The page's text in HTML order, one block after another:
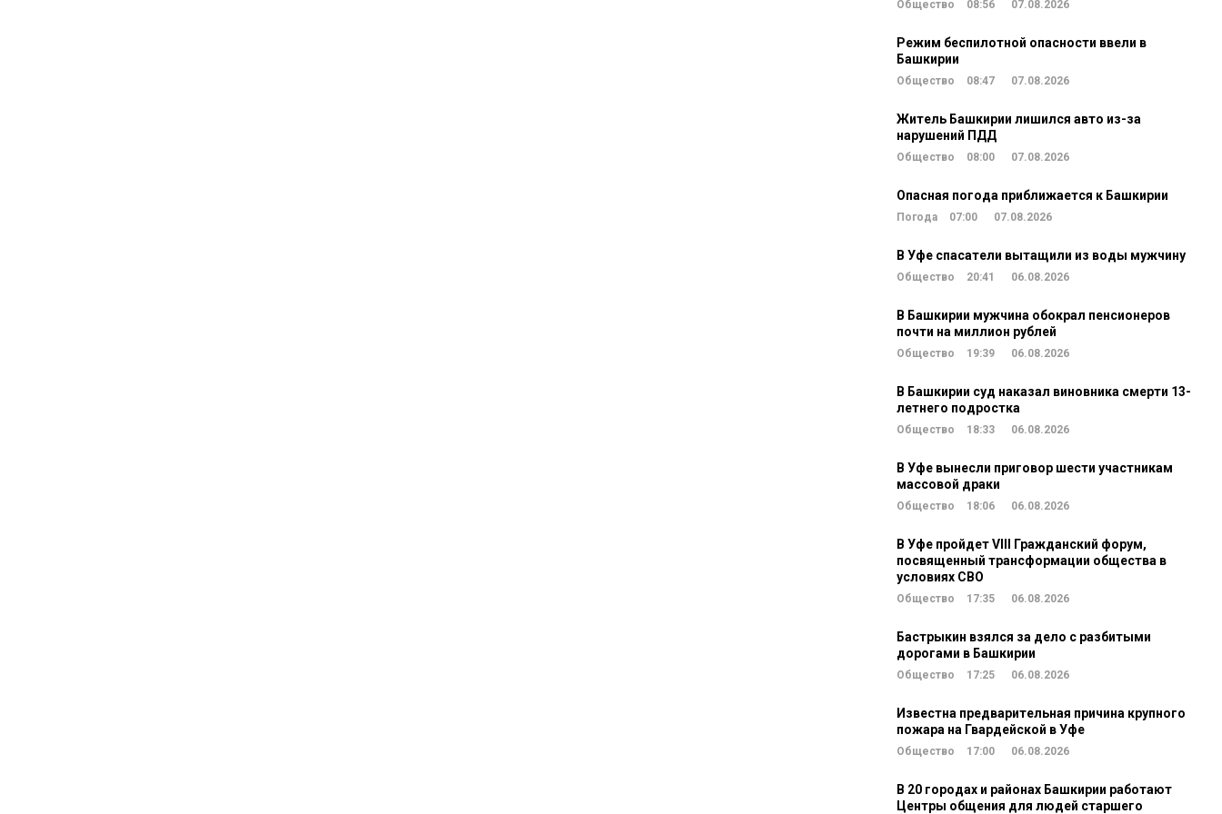
Общество 08:56 07.08.2026
Режим беспилотной опасности ввели в
Башкирии
Общество 08:47 07.08.2026
Житель Башкирии лишился авто из-за
нарушений ПДД
Общество 08:00 07.08.2026
Опасная погода приближается к Башкирии
Погода 07:00 07.08.2026
В Уфе спасатели вытащили из воды мужчину
Общество 20:41 06.08.2026
В Башкирии мужчина обокрал пенсионеров
почти на миллион рублей
Общество 19:39 06.08.2026
В Башкирии суд наказал виновника смерти 13-
летнего подростка
Общество 18:33 06.08.2026
В Уфе вынесли приговор шести участникам
массовой драки
Общество 18:06 06.08.2026
В Уфе пройдет VIII Гражданский форум,
посвященный трансформации общества в
условиях СВО
Общество 17:35 06.08.2026
Бастрыкин взялся за дело с разбитыми
дорогами в Башкирии
Общество 17:25 06.08.2026
Известна предварительная причина крупного
пожара на Гвардейской в Уфе
Общество 17:00 06.08.2026
В 20 городах и районах Башкирии работают
Центры общения для людей старшего